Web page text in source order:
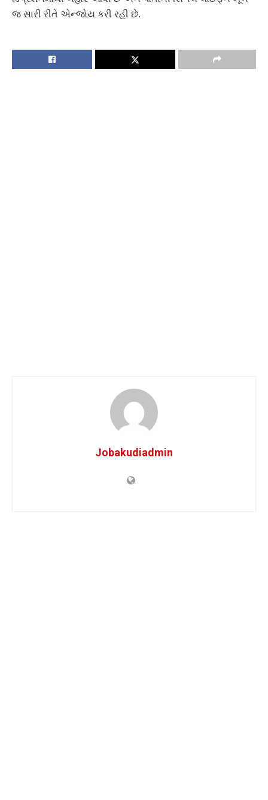
જ સારી રીતે એન્જોય કરી રહી છે.
Jobakudiadmin